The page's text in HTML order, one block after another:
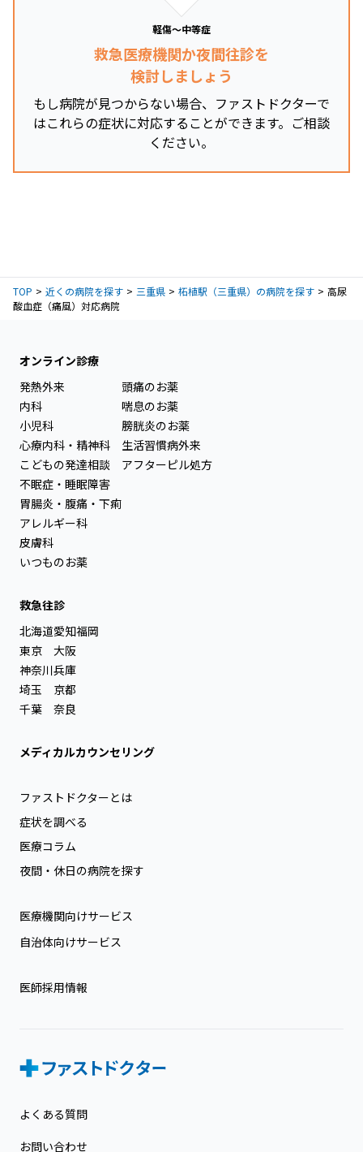
軽傷～中等症
救急医療機関か夜間往診を
検討しましょう
もし病院が見つからない場合、ファストドクターで
はこれらの症状に対応することができます。ご相談
ください。
TOP 近くの病院を探す 三重県 柘植駅（三重県）の病院を探す
高尿
酸血症（痛風）対応病院
オンライン診療
発熱外来
内科
小児科
心療内科・精神科
こどもの発達相談
不眠症・睡眠障害
胃腸炎・腹痛・下痢
アレルギー科
皮膚科
いつものお薬
頭痛のお薬
喘息のお薬
膀胱炎のお薬
生活習慣病外来
アフターピル処方
救急往診
北海道
東京
神奈川
埼玉
千葉
愛知
大阪
兵庫
京都
奈良
福岡
メディカルカウンセリング
ファストドクターとは
症状を調べる
医療コラム
夜間・休日の病院を探す
医療機関向けサービス
自治体向けサービス
医師採用情報
よくある質問
お問い合わせ